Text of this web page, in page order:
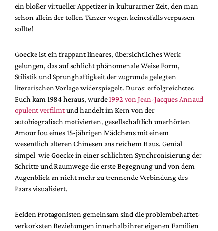
ein bloßer virtueller Appetizer in kulturarmer Zeit, den man
schon allein der tollen Tänzer wegen keinesfalls verpassen
sollte!
Goecke ist ein frappant lineares, übersichtliches Werk
gelungen, das auf schlicht phänomenale Weise Form,
Stilistik und Sprunghaftigkeit der zugrunde gelegten
literarischen Vorlage widerspiegelt. Duras’ erfolgreichstes
Buch kam 1984 heraus, wurde1992 von Jean-Jacques Annaud
opulent verfilmtund handelt im Kern von der
autobiografisch motivierten, gesellschaftlich unerhörten
Amour fou eines 15-jährigen Mädchens mit einem
wesentlich älteren Chinesen aus reichem Haus. Genial
simpel, wie Goecke in einer schlichten Synchronisierung der
Schritte und Raumwege die erste Begegnung und von dem
Augenblick an nicht mehr zu trennende Verbindung des
Paars visualisiert.
Beiden Protagonisten gemeinsam sind die problembehaftet-
verkorksten Beziehungen innerhalb ihrer eigenen Familien